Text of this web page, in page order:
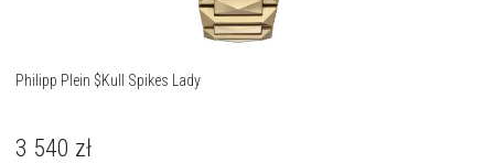
Philipp Plein $Kull Spikes Lady
3 540 zł